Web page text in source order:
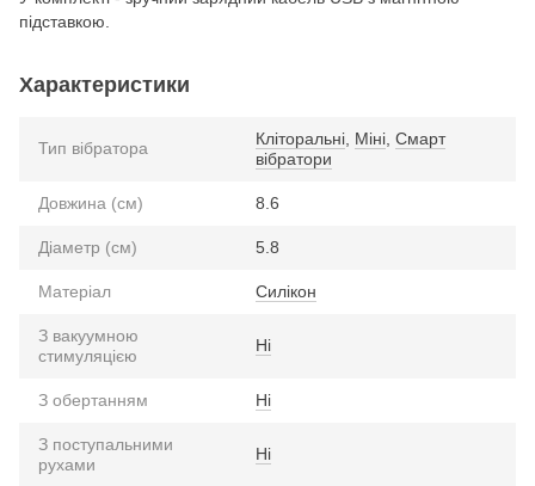
підставкою.
Характеристики
Тип вібратора Кліторальні Міні Смарт
вібратори
Довжина (см) 8.6
Діаметр (см) 5.8
Матеріал Силікон
З вакуумною
стимуляцією
Ні
З обертанням Ні
З поступальними
рухами
Ні